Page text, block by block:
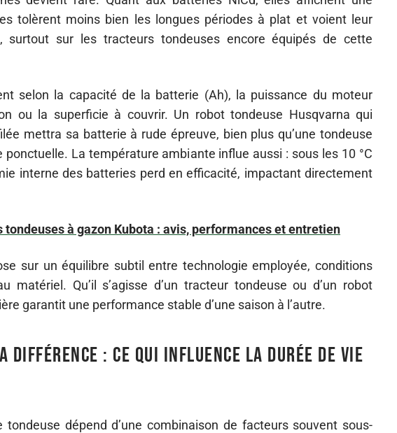
tolèrent moins bien les longues périodes à plat et voient leur
surtout sur les tracteurs tondeuses encore équipés de cette
selon la capacité de la batterie (Ah), la puissance du moteur
ou la superficie à couvrir. Un robot tondeuse Husqvarna qui
mettra sa batterie à rude épreuve, bien plus qu’une tondeuse
La température ambiante influe aussi : sous les 10 °C
interne des batteries perd en efficacité, impactant directement
tondeuses à gazon Kubota : avis, performances et entretien
sur un équilibre subtil entre technologie employée, conditions
matériel. Qu’il s’agisse d’un tracteur tondeuse ou d’un robot
garantit une performance stable d’une saison à l’autre.
différence : ce qui influence la durée de vie
tondeuse dépend d’une combinaison de facteurs souvent sous-